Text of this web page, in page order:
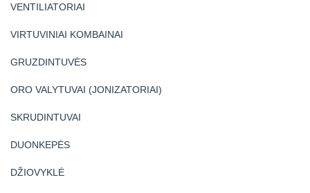
VENTILIATORIAI
VIRTUVINIAI KOMBAINAI
GRUZDINTUVĖS
ORO VALYTUVAI (JONIZATORIAI)
SKRUDINTUVAI
DUONKEPĖS
DŽIOVYKLĖ